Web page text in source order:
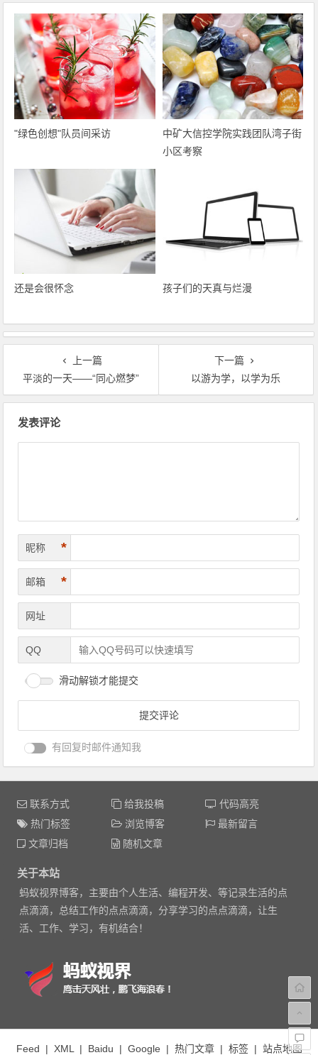
"绿色创想"队员间采访
中矿大信控学院实践团队湾子街
小区考察
还是会很怀念 孩子们的天真与烂漫
上一篇
平淡的一天――“同心燃梦”
下一篇
以游为学，以学为乐
发表评论
昵称 *
邮箱 *
网址
QQ
滑动解锁才能提交
有回复时邮件通知我
联系方式 给我投稿
代码高亮
热门标签
浏览博客
最新留言
文章归档
随机文章
关于本站
蚂蚁视界博客，主要由个人生活、编程开发、等记录生活的点
点滴滴，总结工作的点点滴滴，分享学习的点点滴滴，让生
活、工作、学习，有机结合！
Feed | XML| Baidu | Google | 热门文章| 标签| 站点地图